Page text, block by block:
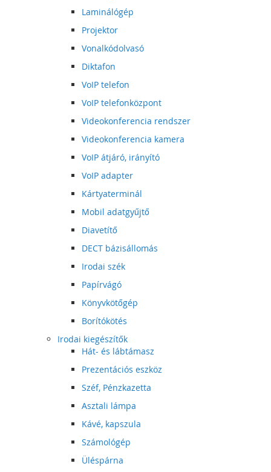
Laminálógép
Projektor
Vonalkódolvasó
Diktafon
VoIP telefon
VoIP telefonközpont
Videokonferencia rendszer
Videokonferencia kamera
VoIP átjáró, irányító
VoIP adapter
Kártyaterminál
Mobil adatgyűjtő
Diavetítő
DECT bázisállomás
Irodai szék
Papírvágó
Könyvkötőgép
Borítókötés
Irodai kiegészítők
Hát- és lábtámasz
Prezentációs eszköz
Széf, Pénzkazetta
Asztali lámpa
Kávé, kapszula
Számológép
Üléspárna